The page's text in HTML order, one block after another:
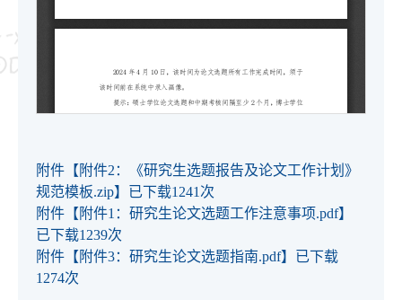
附件【 附件2：《研究生选题报告及论文工作计划》
规范模板.zip】已下载1241 次
附件【 附件1：研究生论文选题工作注意事项.pdf】
已下载1239次
附件【 附件3：研究生论文选题指南.pdf】已下载
1274次